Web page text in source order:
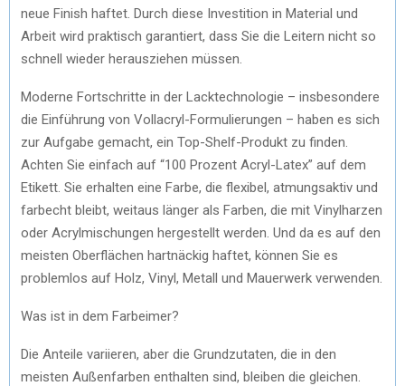
neue Finish haftet. Durch diese Investition in Material und
Arbeit wird praktisch garantiert, dass Sie die Leitern nicht so
schnell wieder herausziehen müssen.
Moderne Fortschritte in der Lacktechnologie – insbesondere
die Einführung von Vollacryl-Formulierungen – haben es sich
zur Aufgabe gemacht, ein Top-Shelf-Produkt zu finden.
Achten Sie einfach auf “100 Prozent Acryl-Latex” auf dem
Etikett. Sie erhalten eine Farbe, die flexibel, atmungsaktiv und
farbecht bleibt, weitaus länger als Farben, die mit Vinylharzen
oder Acrylmischungen hergestellt werden. Und da es auf den
meisten Oberflächen hartnäckig haftet, können Sie es
problemlos auf Holz, Vinyl, Metall und Mauerwerk verwenden.
Was ist in dem Farbeimer?
Die Anteile variieren, aber die Grundzutaten, die in den
meisten Außenfarben enthalten sind, bleiben die gleichen.